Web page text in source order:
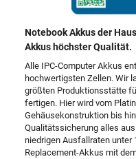
Notebook Akkus der
Akkus höchster Qualität.
Alle IPC-Computer Akkus
hochwertigsten Zellen. Wir
größten Produktionsstätte
fertigen. Hier wird vom
Gehäusekonstruktion bis
Qualitätssicherung alles
niedrigen Ausfallraten unter
Replacement-Akkus mit